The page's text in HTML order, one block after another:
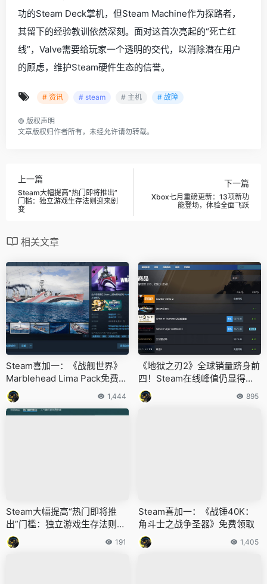
功的Steam Deck掌机，但Steam Machine作为探路者，
其留下的经验教训依然深刻。面对这首次亮起的“死亡红
线”，Valve需要给玩家一个透明的交代，以消除潜在用户
的顾虑，维护Steam硬件生态的信誉。
# 资讯 # steam # 主机 # 故障
© 版权声明
文章版权归作者所有，未经允许请勿转载。
上一篇
Steam大幅提高“热门即将推出”
门槛：独立游戏生存法则迎来剧
变
下一篇
Xbox七月重磅更新：13项新功
能登场，体验全面飞跃
相关文章
Steam喜加一：《战舰世界》
Marblehead Lima Pack免费领
取中！
1,444
《地狱之刃2》全球销量跻身前
四！Steam在线峰值仍显得疲
软！
895
Steam大幅提高“热门即将推
出”门槛：独立游戏生存法则迎
来剧变
191
Steam喜加一：《战锤40K：
角斗士之战争圣器》免费领取
1,405